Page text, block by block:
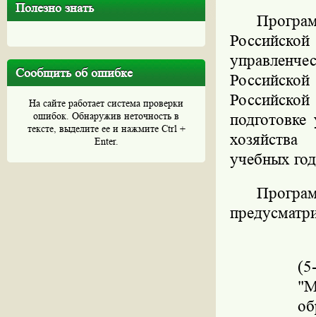
Полезно знать
Сообщить об ошибке
На сайте работает система проверки
ошибок. Обнаружив неточность в
тексте, выделите ее и нажмите Ctrl +
Enter.
учебных